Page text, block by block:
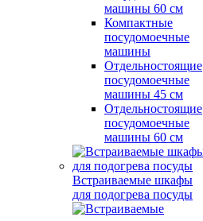
машины 60 см
Компактные
посудомоечные
машины
Отдельностоящие
посудомоечные
машины 45 см
Отдельностоящие
посудомоечные
машины 60 см
Встраиваемые шкафы
для подогрева посуды